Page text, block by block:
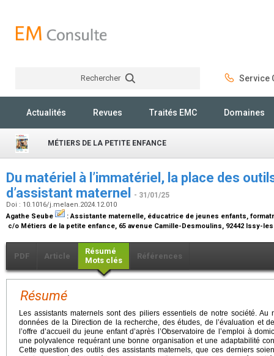
Rechercher Service
Actualités Revues Traités EMC Domaines
MÉTIERS DE LA PETITE ENFANCE
Du matériel à l’immatériel, la place des
d’assistant maternel
- 31/01/25
Doi : 10.1016/j.melaen.2024.12.010
Agathe Seube
:Assistante maternelle, éducatrice de jeunes enfants,
c/o Métiers de la petite enfance, 65 avenue Camille-Desmoulins, 92442 Issy-
PDF Article
Résumé
Mots clés
Références
Résumé
Les assistants maternels sont des piliers essentiels de notre société.
données de la Direction de la recherche, des études, de l’évaluation et
l’offre d’accueil du jeune enfant d’après l’Observatoire de l’emploi à
une polyvalence requérant une bonne organisation et une adaptabilité
Cette question des outils des assistants maternels, que ces derniers